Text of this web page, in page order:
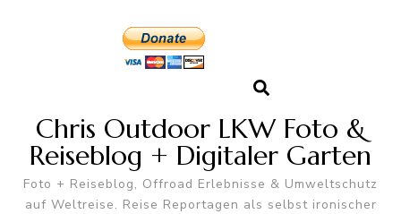
Chris Outdoor LKW Foto &
Reiseblog + Digitaler Garten
Foto + Reiseblog, Offroad Erlebnisse & Umweltschutz
auf Weltreise. Reise Reportagen als selbst ironischer